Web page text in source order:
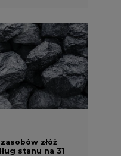
złóż
stanu na 31